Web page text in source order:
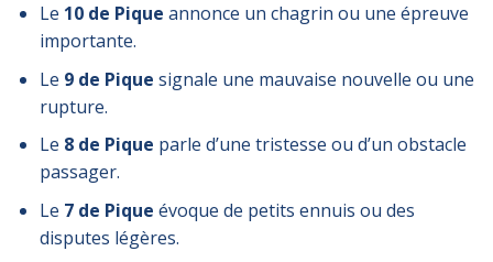
Le 10 de Pique annonce un chagrin ou une épreuve
importante.
Le 9 de Pique signale une mauvaise nouvelle ou une
rupture.
Le 8 de Pique parle d’une tristesse ou d’un obstacle
passager.
Le 7 de Pique évoque de petits ennuis ou des
disputes légères.